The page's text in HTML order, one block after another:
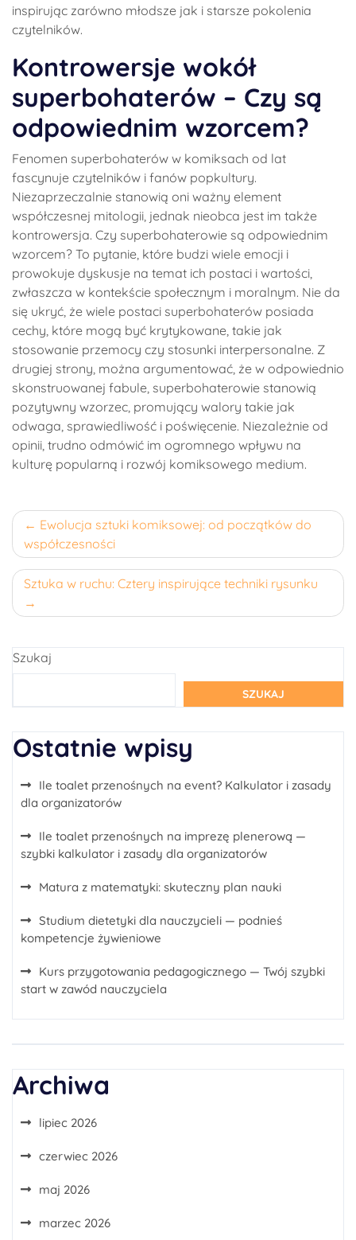
inspirując zarówno młodsze jak i starsze pokolenia
czytelników.
Kontrowersje wokół
superbohaterów – Czy są
odpowiednim wzorcem?
Fenomen superbohaterów w komiksach od lat
fascynuje czytelników i fanów popkultury.
Niezaprzeczalnie stanowią oni ważny element
współczesnej mitologii, jednak nieobca jest im także
kontrowersja. Czy superbohaterowie są odpowiednim
wzorcem? To pytanie, które budzi wiele emocji i
prowokuje dyskusje na temat ich postaci i wartości,
zwłaszcza w kontekście społecznym i moralnym. Nie da
się ukryć, że wiele postaci superbohaterów posiada
cechy, które mogą być krytykowane, takie jak
stosowanie przemocy czy stosunki interpersonalne. Z
drugiej strony, można argumentować, że w odpowiednio
skonstruowanej fabule, superbohaterowie stanowią
pozytywny wzorzec, promujący walory takie jak
odwaga, sprawiedliwość i poświęcenie. Niezależnie od
opinii, trudno odmówić im ogromnego wpływu na
kulturę popularną i rozwój komiksowego medium.
Nawigacja
wpisu
Ewolucja sztuki komiksowej: od początków do
współczesności
Sztuka w ruchu: Cztery inspirujące techniki rysunku
Szukaj
SZUKAJ
Ostatnie wpisy
Ile toalet przenośnych na event? Kalkulator i zasady
dla organizatorów
Ile toalet przenośnych na imprezę plenerową —
szybki kalkulator i zasady dla organizatorów
Matura z matematyki: skuteczny plan nauki
Studium dietetyki dla nauczycieli — podnieś
kompetencje żywieniowe
Kurs przygotowania pedagogicznego — Twój szybki
start w zawód nauczyciela
Archiwa
lipiec 2026
czerwiec 2026
maj 2026
marzec 2026